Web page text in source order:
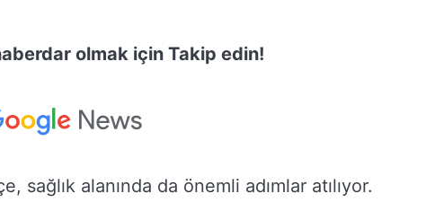
olmak için Takip edin!
sağlık alanında da önemli adımlar atılıyor.